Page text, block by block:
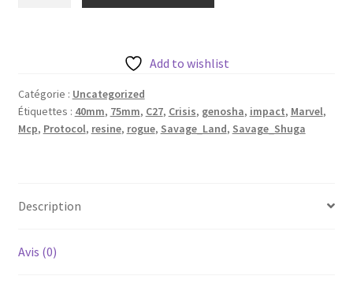
Land
Rogue
de
base
Add to wishlist
Catégorie : Uncategorized
Étiquettes : 40mm, 75mm, C27, Crisis, genosha, impact, Marvel,
Mcp, Protocol, resine, rogue, Savage_Land, Savage_Shuga
Description
Avis (0)